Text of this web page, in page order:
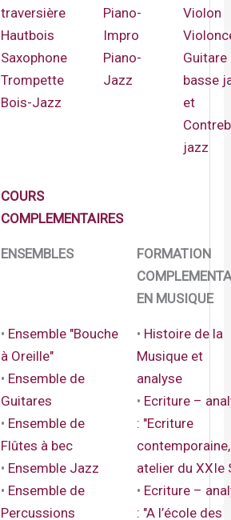
traversière
Hautbois
Saxophone
Trompette
Bois-Jazz
Piano-
Impro
Piano-
Jazz
Violon
Guitare
basse
et
jazz
COURS
COMPLEMENTAIRES
ENSEMBLES
FORMATION
EN MUSIQUE
• Ensemble "Bouche
à Oreille"
• Ensemble de
Guitares
• Ensemble de
Flûtes à bec
• Ensemble Jazz
• Ensemble de
Percussions
• Histoire de la
Musique et
analyse
• Ecriture –
: "Ecriture
contemporaine,
atelier du XXIe
­• Ecriture –
: "A l’école des